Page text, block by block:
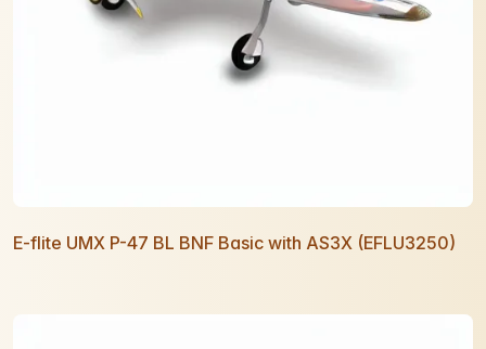
E-flite UMX P-47 BL BNF Basic with AS3X (EFLU3250)